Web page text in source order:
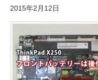
2015年2月12日